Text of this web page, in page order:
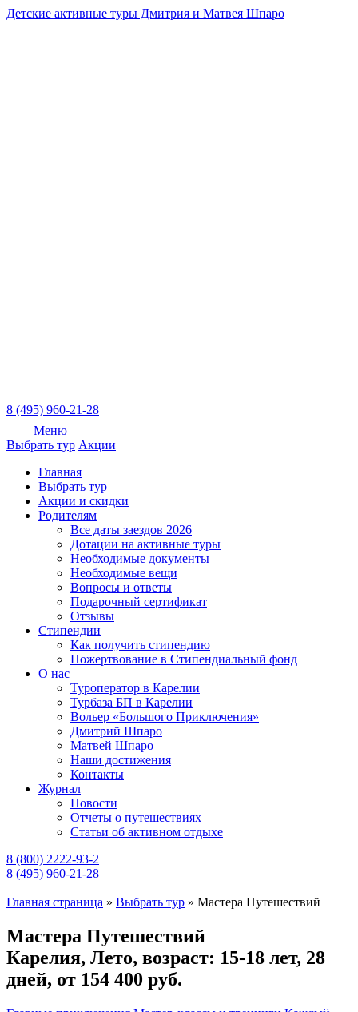
Детские активные туры Дмитрия и Матвея Шпаро
8 (495) 960-21-28
Меню
Выбрать тур Акции
Главная
Выбрать тур
Акции и скидки
Родителям
Все даты заездов 2026
Дотации на активные туры
Необходимые документы
Необходимые вещи
Вопросы и ответы
Подарочный сертификат
Отзывы
Стипендии
Как получить стипендию
Пожертвование в Стипендиальный фонд
О нас
Туроператор в Карелии
Турбаза БП в Карелии
Вольер «Большого Приключения»
Дмитрий Шпаро
Матвей Шпаро
Наши достижения
Контакты
Журнал
Новости
Отчеты о путешествиях
Статьи об активном отдыхе
8 (800) 2222-93-2
8 (495) 960-21-28
Главная страница » Выбрать тур » Мастера Путешествий
Мастера Путешествий
Карелия, Лето, возраст: 15-18 лет, 28
дней, от 154 400 руб.